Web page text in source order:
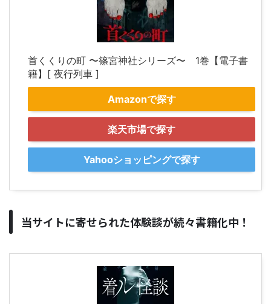
首くくりの町 〜篠宮神社シリーズ〜 1巻【電子書
籍】[ 夜行列車 ]
Amazonで探す
楽天市場で探す
Yahooショッピングで探す
当サイトに寄せられた体験談が続々書籍化中！